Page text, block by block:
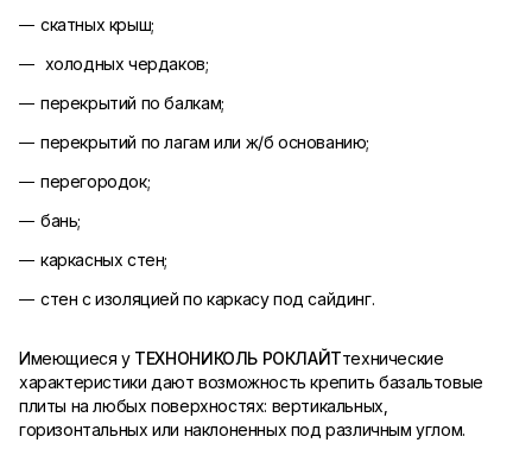
скатных крыш;
холодных чердаков;
перекрытий по балкам;
перекрытий по лагам или ж/б основанию;
перегородок;
бань;
каркасных стен;
стен с изоляцией по каркасу под сайдинг.
Имеющиеся у ТЕХНОНИКОЛЬ РОКЛАЙТтехнические
характеристики дают возможность крепить базальтовые
плиты на любых поверхностях: вертикальных,
горизонтальных или наклоненных под различным углом.